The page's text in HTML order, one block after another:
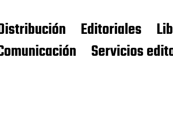
Editoriales
Servicios